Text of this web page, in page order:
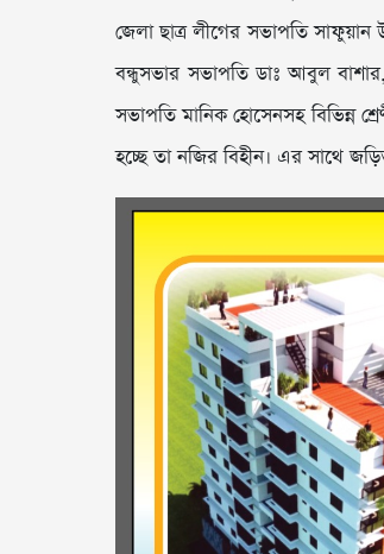
জেলা ছাত্র লীগের সভাপতি
বন্ধুসভার সভাপতি ডাঃ আবুল বাশার,
সভাপতি মানিক হোসেনসহ বিভিন্ন
হচ্ছে তা নজির বিহীন। এর সাথে